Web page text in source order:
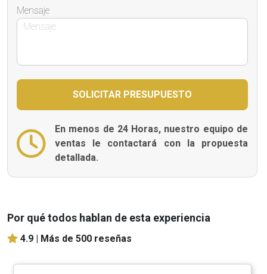
Mensaje
En menos de 24 Horas, nuestro equipo de
ventas le contactará con la propuesta
detallada.
Por qué todos hablan de esta experiencia
4.9 | Más de 500 reseñas